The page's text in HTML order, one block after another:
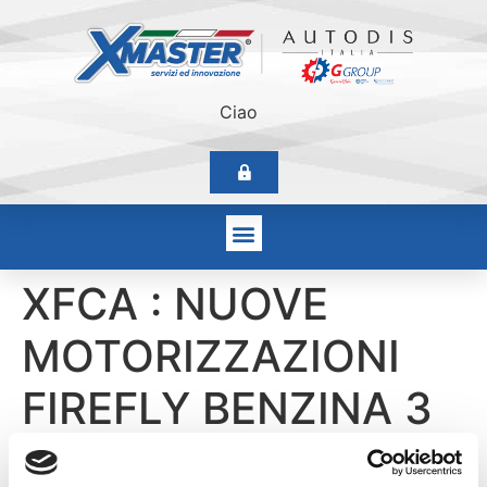
Ciao
XFCA : NUOVE
MOTORIZZAZIONI
FIREFLY BENZINA 3
E 4 CILINDRI DEL